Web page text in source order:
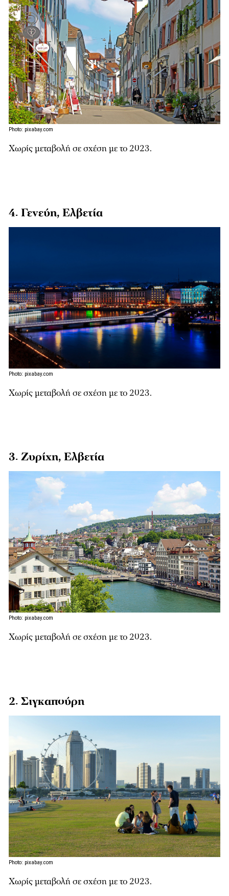
Photo: pixabay.com
Χωρίς μεταβολή σε σχέση με το 2023.
4. Γενεύη, Ελβετία
Photo: pixabay.com
Χωρίς μεταβολή σε σχέση με το 2023.
3. Ζυρίχη, Ελβετία
Photo: pixabay.com
Χωρίς μεταβολή σε σχέση με το 2023.
2. Σιγκαπούρη
Photo: pixabay.com
Χωρίς μεταβολή σε σχέση με το 2023.